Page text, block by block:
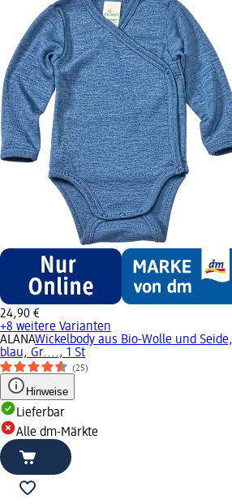
24,90 €
+8 weitere Varianten
ALANAWickelbody aus Bio-Wolle und Seide,
blau, Gr...., 1 St
(25)
Hinweise
Lieferbar
Alle dm-Märkte